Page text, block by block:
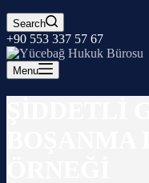
Search
+90 553 337 57 67
Menu